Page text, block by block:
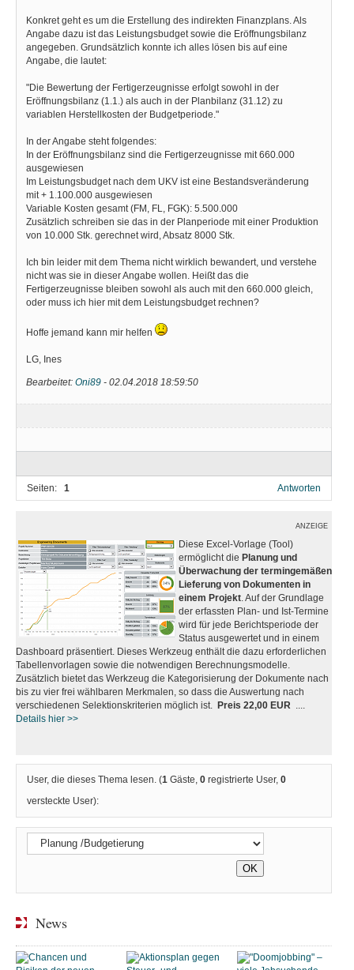
Konkret geht es um die Erstellung des indirekten Finanzplans. Als
Angabe dazu ist das Leistungsbudget sowie die Eröffnungsbilanz
angegeben. Grundsätzlich konnte ich alles lösen bis auf eine
Angabe, die lautet:
"Die Bewertung der Fertigerzeugnisse erfolgt sowohl in der
Eröffnungsbilanz (1.1.) als auch in der Planbilanz (31.12) zu
variablen Herstellkosten der Budgetperiode."
In der Angabe steht folgendes:
In der Eröffnungsbilanz sind die Fertigerzeugnisse mit 660.000
ausgewiesen
Im Leistungsbudget nach dem UKV ist eine Bestandsveränderung
mit + 1.100.000 ausgewiesen
Variable Kosten gesamt (FM, FL, FGK): 5.500.000
Zusätzlich schreiben sie das in der Planperiode mit einer Produktion
von 10.000 Stk. gerechnet wird, Absatz 8000 Stk.
Ich bin leider mit dem Thema nicht wirklich bewandert, und verstehe
nicht was sie in dieser Angabe wollen. Heißt das die
Fertigerzeugnisse bleiben sowohl als auch mit den 660.000 gleich,
oder muss ich hier mit dem Leistungsbudget rechnen?
Hoffe jemand kann mir helfen
LG, Ines
Bearbeitet: Oni89 - 02.04.2018 18:59:50
Seiten: 1 Antworten
ANZEIGE
Diese Excel-Vorlage (Tool)
ermöglicht die Planung und
Überwachung der termingemäßen
Lieferung von Dokumenten in
einem Projekt . Auf der Grundlage
der erfassten Plan- und Ist-Termine
wird für jede Berichtsperiode der
Status ausgewertet und in einem
Dashboard präsentiert. Dieses Werkzeug enthält die dazu erforderlichen
Tabellenvorlagen sowie die notwendigen Berechnungsmodelle.
Zusätzlich bietet das Werkzeug die Kategorisierung der Dokumente nach
bis zu vier frei wählbaren Merkmalen, so dass die Auswertung nach
verschiedenen Selektionskriterien möglich ist. Preis 22,00 EUR
Details hier >>
User, die dieses Thema lesen. (1 Gäste,0 registrierte User,0
versteckte User):
News